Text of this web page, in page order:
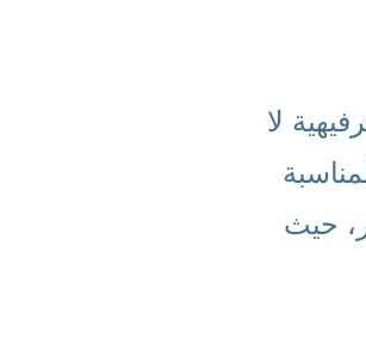
لا
حيث